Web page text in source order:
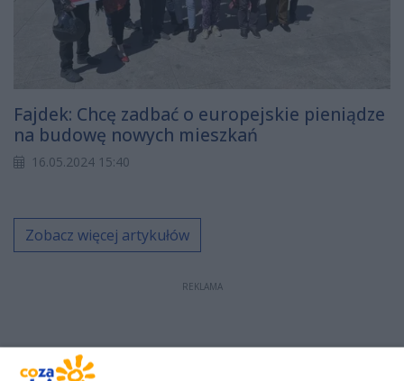
Fajdek: Chcę zadbać o europejskie pieniądze
na budowę nowych mieszkań
16.05.2024 15:40
Zobacz więcej artykułów
REKLAMA